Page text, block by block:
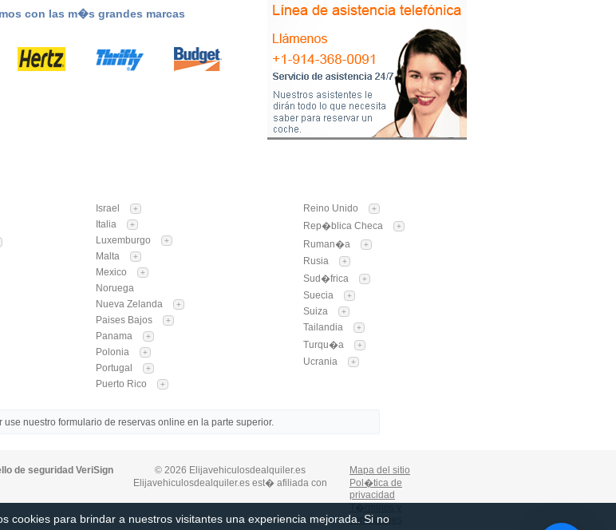
con las m�s grandes marcas
Israel +
Italia +
Luxemburgo +
Malta +
Mexico +
Noruega
Nueva Zelanda
+
Paises Bajos +
Panama +
Polonia +
Portugal +
Puerto Rico +
Reino Unido +
Rep�blica Checa +
Ruman�a +
Rusia +
Sud�frica +
Suecia +
Suiza +
Tailandia +
Turqu�a +
Ucrania +
nuestro formulario de reservas online en la parte superior.
de seguridad VeriSign
© 2026 Elijavehiculosdealquiler.es
Elijavehiculosdealquiler.es est� afiliada con
Mapa del sitio
Pol�tica de
privacidad
condiciones
cookies para brindar a nuestros visitantes una experiencia mejorada. Si no